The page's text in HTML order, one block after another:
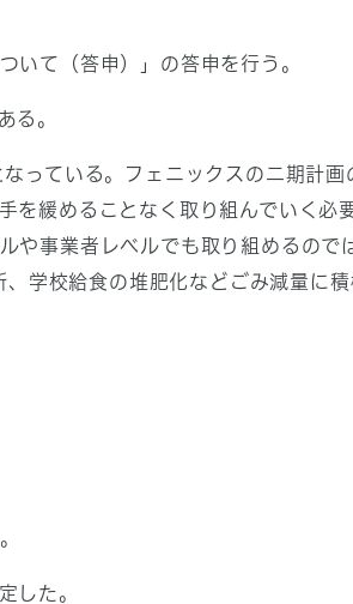
いて（答申）」の答申を行う。
る。
っている。フェニックスの二期計画
を緩めることなく取り組んでいく必
や事業者レベルでも取り組めるので
学校給食の堆肥化などごみ減量に
した。